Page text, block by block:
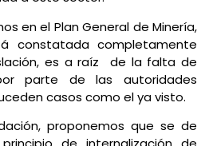
en el Plan General de Minería,
constatada completamente
es a raíz de la falta de
parte de las autoridades
casos como el ya visto.
proponemos que se de